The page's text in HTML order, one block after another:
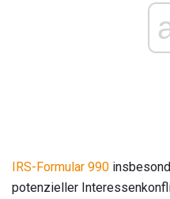
IRS-Formular 990
potenzieller